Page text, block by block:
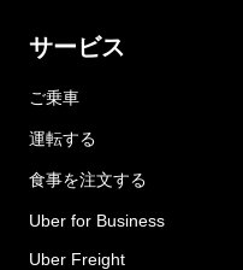
サービス
ご乗車
運転する
食事を注文する
Uber for Business
Uber Freight